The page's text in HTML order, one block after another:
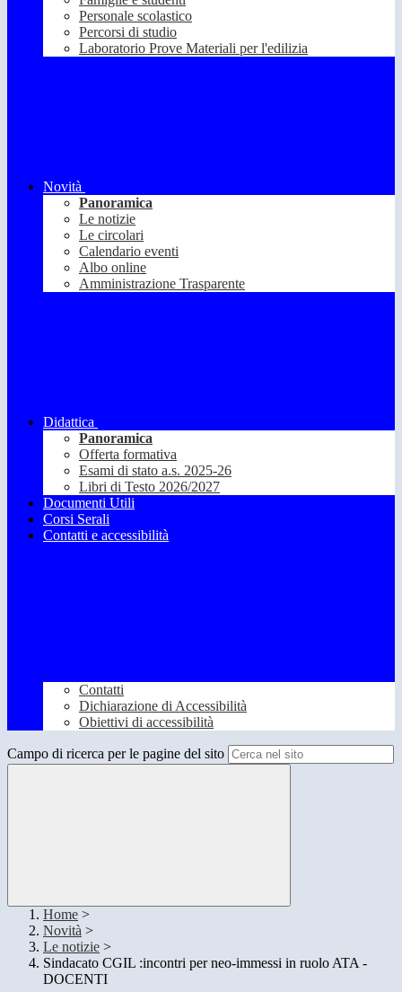
Personale scolastico
Percorsi di studio
Laboratorio Prove Materiali per l'edilizia
Novità
Panoramica
Le notizie
Le circolari
Calendario eventi
Albo online
Amministrazione Trasparente
Didattica
Panoramica
Offerta formativa
Esami di stato a.s. 2025-26
Libri di Testo 2026/2027
Documenti Utili
Corsi Serali
Contatti e accessibilità
Contatti
Dichiarazione di Accessibilità
Obiettivi di accessibilità
Campo di ricerca per le pagine del sito
Home >
Novità >
Le notizie >
Sindacato CGIL :incontri per neo-immessi in ruolo ATA -
DOCENTI